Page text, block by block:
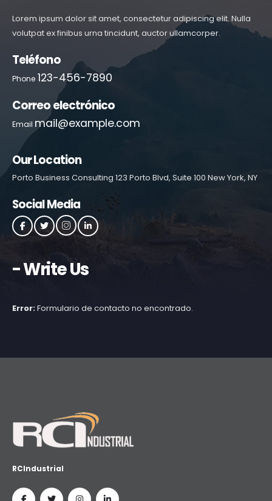
Lorem ipsum dolor sit amet, consectetur adipiscing elit. Nulla
volutpat ex finibus urna tincidunt, auctor ullamcorper.
Teléfono
Phone 123-456-7890
Correo electrónico
Email mail@example.com
Our Location
Porto Business Consulting 123 Porto Blvd, Suite 100 New York, NY
Social Media
- Write Us
Error:Formulario de contacto no encontrado.
RCIndustrial